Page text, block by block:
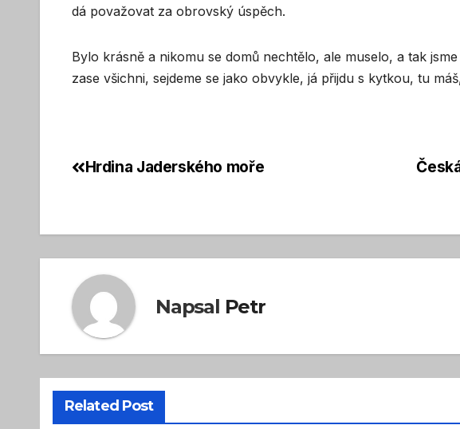
dá považovat za obrovský úspěch.
Bylo krásně a nikomu se domů nechtělo, ale muselo, a tak
zase všichni, sejdeme se jako obvykle, já přijdu s kytkou, tu
Navigace
příspěvek
Hrdina Jaderského moře
Napsal Petr
Related Post